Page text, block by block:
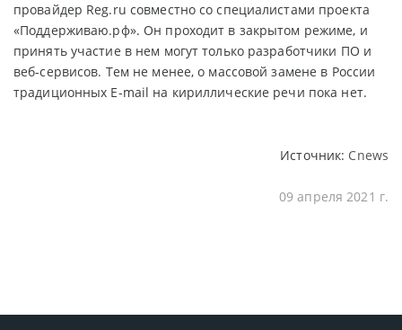
провайдер Reg.ru совместно со специалистами проекта
«Поддерживаю.рф». Он проходит в закрытом режиме, и
принять участие в нем могут только разработчики ПО и
веб-сервисов. Тем не менее, о массовой замене в России
традиционных E-mail на кириллические речи пока нет.
Источник: Cnews
09 апреля 2021 г.